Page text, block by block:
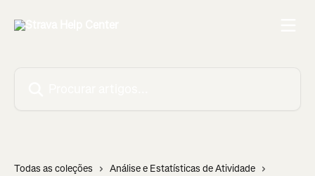
Todas as coleções
Análise e Estatísticas de Atividade